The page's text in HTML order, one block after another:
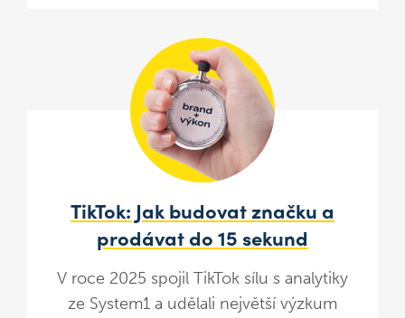
TikTok: Jak budovat značku a
prodávat do 15 sekund
V roce 2025 spojil TikTok sílu s analytiky
ze System1 a udělali největší výzkum